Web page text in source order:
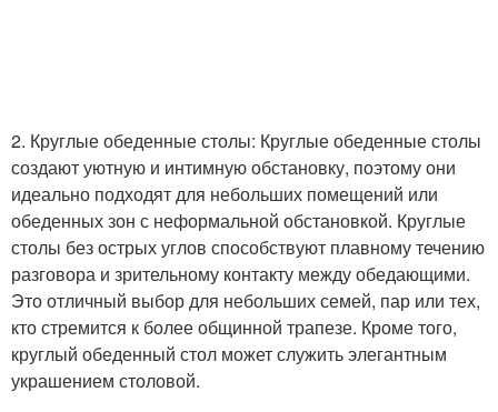
2. Круглые обеденные столы: Круглые обеденные столы
создают уютную и интимную обстановку, поэтому они
идеально подходят для небольших помещений или
обеденных зон с неформальной обстановкой. Круглые
столы без острых углов способствуют плавному течению
разговора и зрительному контакту между обедающими.
Это отличный выбор для небольших семей, пар или тех,
кто стремится к более общинной трапезе. Кроме того,
круглый обеденный стол может служить элегантным
украшением столовой.